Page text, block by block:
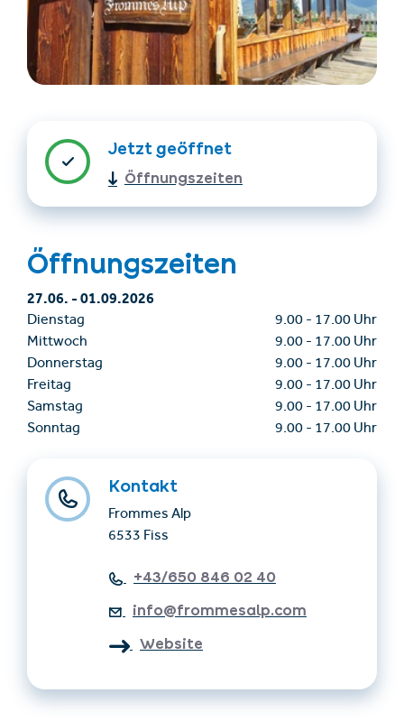
+43/5476/6239
info@serfaus-fiss-ladis.at
Jetzt geöffnet
Öffnungszeiten
Öffnungszeiten
27.06.-01.09.2026
Dienstag 9.00 - 17.00 Uhr
Mittwoch
9.00 - 17.00 Uhr
Donnerstag
9.00 - 17.00 Uhr
Freitag
9.00 - 17.00 Uhr
Samstag
9.00 - 17.00 Uhr
Sonntag
9.00 - 17.00 Uhr
Kontakt
Frommes Alp
6533 Fiss
+43/650 846 02 40
info@frommesalp.com
Website